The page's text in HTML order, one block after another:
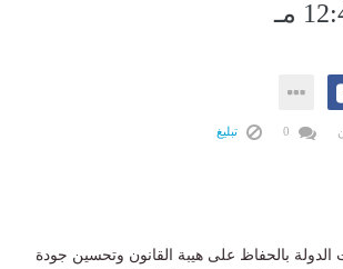
تبليغ
الدولة بالحفاظ على هيبة القانون وتحسين جودة